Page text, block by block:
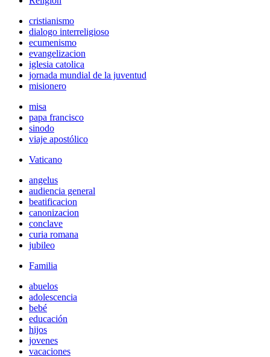
cristianismo
dialogo interreligioso
ecumenismo
evangelizacion
iglesia catolica
jornada mundial de la juventud
misionero
misa
papa francisco
sinodo
viaje apostólico
Vaticano
angelus
audiencia general
beatificacion
canonizacion
conclave
curia romana
jubileo
Familia
abuelos
adolescencia
bebé
educación
hijos
jovenes
vacaciones